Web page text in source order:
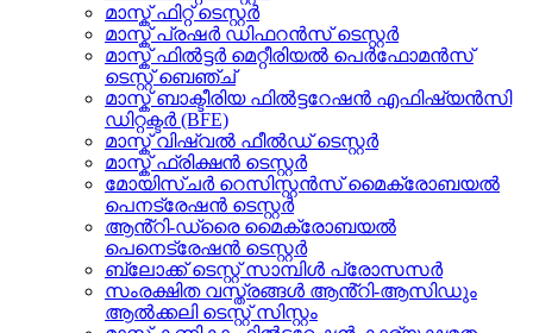
മാസ്ക് ഫിറ്റ് ടെസ്റ്റർ
മാസ്ക് പ്രഷർ ഡിഫറൻസ് ടെസ്റ്റർ
മാസ്ക് ഫിൽട്ടർ മെറ്റീരിയൽ പെർഫോമൻസ്
ടെസ്റ്റ് ബെഞ്ച്
മാസ്ക് ബാക്ടീരിയ ഫിൽട്ടറേഷൻ എഫിഷ്യൻസി
ഡിറ്റക്ടർ (BFE)
മാസ്ക് വിഷ്വൽ ഫീൽഡ് ടെസ്റ്റർ
മാസ്ക് ഫ്രിക്ഷൻ ടെസ്റ്റർ
മോയിസ്ചർ റെസിസ്റ്റൻസ് മൈക്രോബയൽ
പെനട്രേഷൻ ടെസ്റ്റർ
ആൻ്റി-ഡ്രൈ മൈക്രോബയൽ
പെനെട്രേഷൻ ടെസ്റ്റർ
ബ്ലോക്ക് ടെസ്റ്റ് സാമ്പിൾ പ്രോസസർ
സംരക്ഷിത വസ്ത്രങ്ങൾ ആൻ്റി-ആസിഡും
ആൽക്കലി ടെസ്റ്റ് സിസ്റ്റം